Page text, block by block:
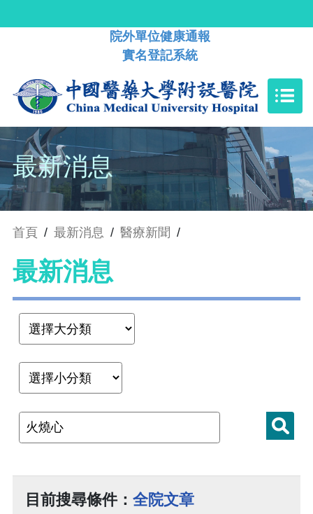
院外單位健康通報
實名登記系統
最新消息
首頁 / 最新消息 / 醫療新聞 /
最新消息
目前搜尋條件： 全院文章